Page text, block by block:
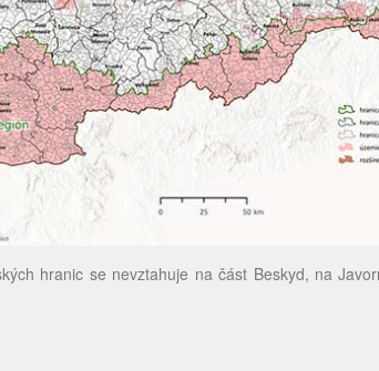
hranic se nevztahuje na část Beskyd, na